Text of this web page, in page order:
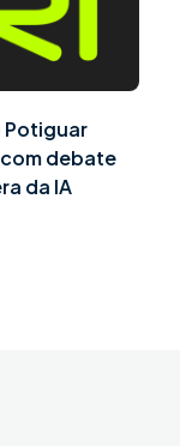
Potiguar
debate
da IA